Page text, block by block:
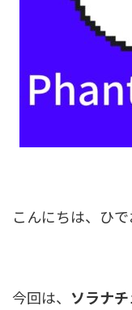
こんにちは、ひ
今回は、 ソラナ